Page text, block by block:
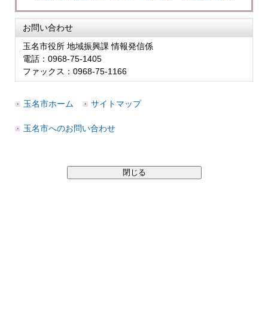
お問い合わせ
玉名市役所 地域振興課 情報発信係
電話：0968-75-1405
ファックス：0968-75-1166
玉名市ホーム サイトマップ
玉名市へのお問い合わせ